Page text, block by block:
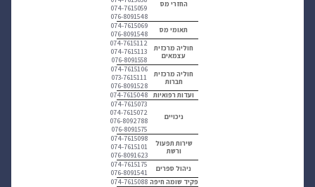
החזרי מס
074-7615059
076-8091548
תאומי מס
074-7615069
076-8091548
חוליה מרכזית
עצמאים
074-7615112
074-7615113
076-8091558
חוליה מרכזית
חברות
074-7615106
073-7615111
076-8091528
ועדות רפואיות
074-7615048
ניכויים
074-7615073
074-7615072
076-8092788
076-8091575
שירות תפעול
ורשת
074-7615098
074-7615101
076-8091623
ניהול ספרים
074-7615175
076-8091541
פקיד שומה חיפה 074-7615088